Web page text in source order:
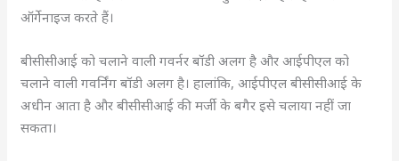
ऑर्गेनाइज करते हैं।
बीसीसीआई को चलाने वाली गवर्नर बॉडी अलग है और आईपीएल को
चलाने वाली गवर्निंग बॉडी अलग है। हालांकि, आईपीएल बीसीसीआई के
अधीन आता है और बीसीसीआई की मर्जी के बगैर इसे चलाया नहीं जा
सकता।